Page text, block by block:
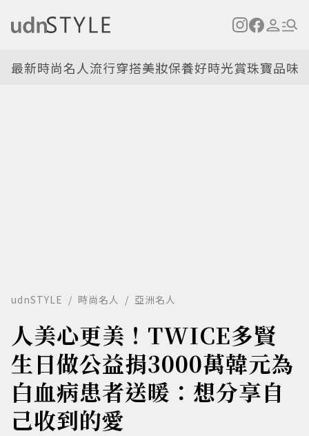
最新時尚名人流行穿搭美妝保養好時光賞珠寶品味
udnSTYLE 時尚名人 亞洲名人
人美心更美！TWICE多賢
生日做公益捐3000萬韓元為
白血病患者送暖：想分享自
己收到的愛